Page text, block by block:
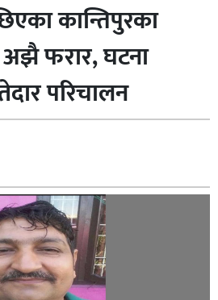
कान्तिपुरका
फरार, घटना
परिचालन